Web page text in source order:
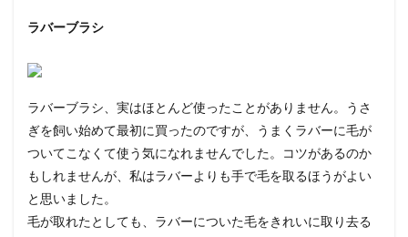
ラバーブラシ
ラバーブラシ、実はほとんど使ったことがありません。うさ
ぎを飼い始めて最初に買ったのですが、うまくラバーに毛が
ついてこなくて使う気になれませんでした。コツがあるのか
もしれませんが、私はラバーよりも手で毛を取るほうがよい
と思いました。
毛が取れたとしても、ラバーについた毛をきれいに取り去る